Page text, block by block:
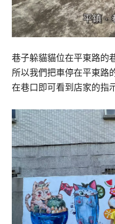
巷子躲貓貓位在平東路的
所以我們把車停在平東路
在巷口即可看到店家的指